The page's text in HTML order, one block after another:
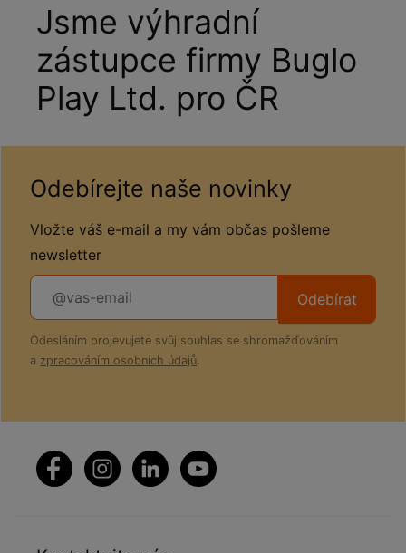
Jsme výhradní
zástupce firmy Buglo
Play Ltd. pro ČR
Odebírejte naše novinky
Vložte váš e-mail a my vám občas pošleme
newsletter
Odebírat
Odesláním projevujete svůj souhlas se shromažďováním
a zpracováním osobních údajů.